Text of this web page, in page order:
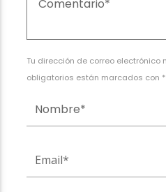
Tu dirección de correo electrónico
obligatorios están marcados con *